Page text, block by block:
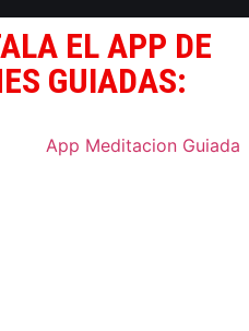
EL APP DE
GUIADAS: